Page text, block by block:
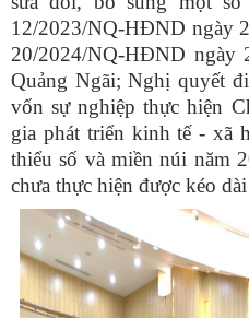
12/2023/NQ-HĐND ngày
20/2024/NQ-HĐND ngày
Quảng Ngãi; Nghị quyết
vốn sự nghiệp thực hiện
gia phát triển kinh tế - xã
thiểu số và miền núi năm
chưa thực hiện được kéo